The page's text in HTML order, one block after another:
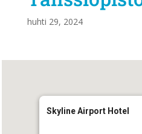
huhti 29, 2024
Skyline Airport Hotel